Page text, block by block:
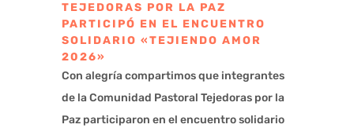
TEJEDORAS POR LA PAZ
PARTICIPÓ EN EL ENCUENTRO
SOLIDARIO «TEJIENDO AMOR
2026»
Con alegría compartimos que integrantes
de la Comunidad Pastoral Tejedoras por la
Paz participaron en el encuentro solidario